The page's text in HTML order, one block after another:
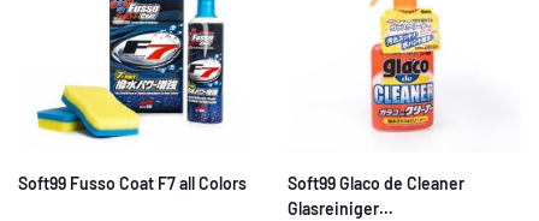
Soft99 Fusso Coat F7 all Colors
Soft99 Glaco de Cleaner
Glasreiniger